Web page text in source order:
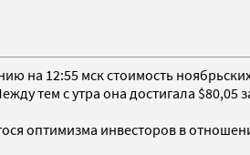
на 12:55 мск стоимость
тем с утра она достигала $80,05
оптимизма инвесторов в